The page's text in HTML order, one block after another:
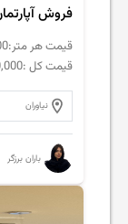
فروش آپارتمان 250متر نیاوران
قیمت هر متر:
قیمت کل :
نیاوران
باران برزگر